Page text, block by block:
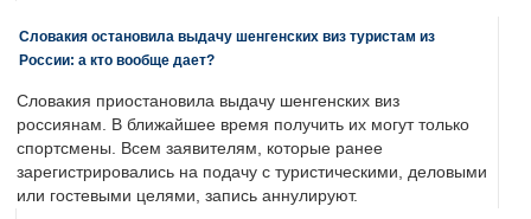
Словакия остановила выдачу шенгенских виз туристам из
России: а кто вообще дает?
Словакия приостановила выдачу шенгенских виз
россиянам. В ближайшее время получить их могут только
спортсмены. Всем заявителям, которые ранее
зарегистрировались на подачу с туристическими, деловыми
или гостевыми целями, запись аннулируют.